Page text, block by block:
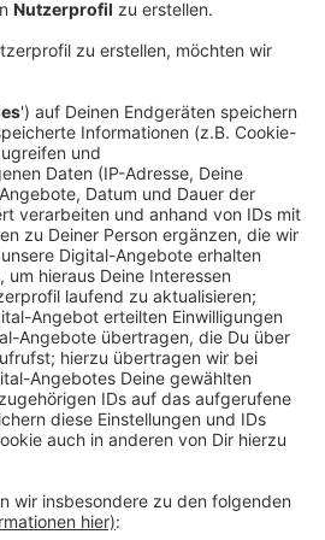
und potenziellen Kunden
Abend bei einer
Mehrzweckhalle der
in Lommersum. Wer sich
Juli sich für einen Glasfaser-
bekomme ihn kostenlos.
liegen die Glasfaserkabel
Süd, Groß- und Kleinvernich
NetCologne ist überzeugt:
bedeutet mehr
startet um 18 Uhr.